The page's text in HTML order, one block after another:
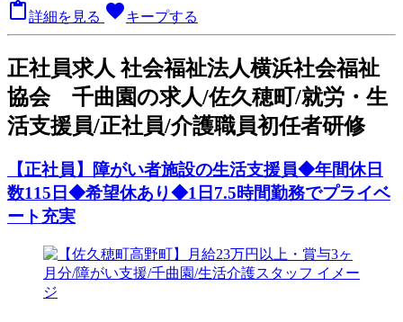
 詳細を見る favoriteキープする
正社員求人 社会福祉法人横浜社会福祉
協会 千曲園の求人/佐久穂町/就労・生
活支援員/正社員/介護職員初任者研修
【正社員】障がい者施設の生活支援員◆年間休日
数115日◆希望休あり◆1日7.5時間勤務でプライベ
ート充実